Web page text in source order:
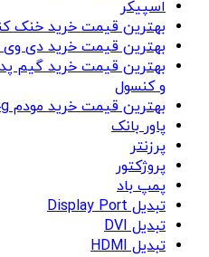
اسپیکر
بهترین قیمت خرید خنک
بهترین قیمت خرید دی وی
بهترین قیمت خرید گیم
و کنسول
بهترین قیمت خرید مودم adsl / vdsl / 5g / 4g
پاور بانک
پرزنتر
پروژکتور
پمپ باد
تبدیل Display Port
تبدیل DVI
تبدیل HDMI